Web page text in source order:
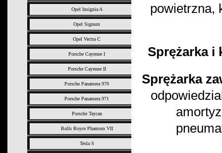
Opel Insignia A
Opel Signum
Opel Vectra C
Porsche Cayenne I
Porsche Cayenne II
Porsche Panamera 970
Porsche Panamera 971
Porsche Taycan
Rolls Royce Phantom VII
Tesla S
powietrzna,
Sprężarka i
Sprężarka